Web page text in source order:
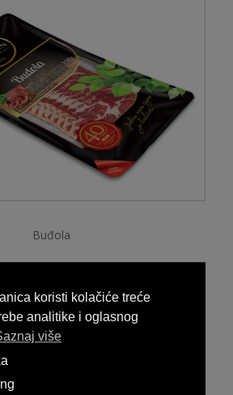
koristi kolačiće treće
analitike i oglasnog
više
Buđola